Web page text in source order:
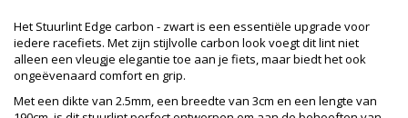
Het Stuurlint Edge carbon - zwart is een essentiële upgrade voor
iedere racefiets. Met zijn stijlvolle carbon look voegt dit lint niet
alleen een vleugje elegantie toe aan je fiets, maar biedt het ook
ongeëvenaard comfort en grip.
Met een dikte van 2.5mm, een breedte van 3cm en een lengte van